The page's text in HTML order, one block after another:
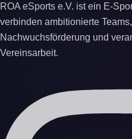
ROA eSports e.V. ist ein E-
verbinden ambitionierte
Nachwuchsförderung und
Vereinsarbeit.